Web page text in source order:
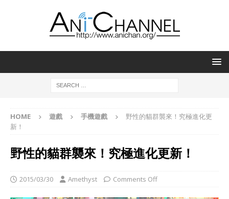
HOME 遊戲 手機遊戲
野性的貓群襲來！究極進化更
新！
野性的貓群襲來！究極進化更新！
2015/03/30 Amethyst Comments Off